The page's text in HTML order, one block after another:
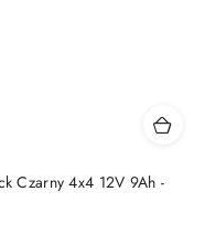
Czarny 4x4 12V 9Ah -